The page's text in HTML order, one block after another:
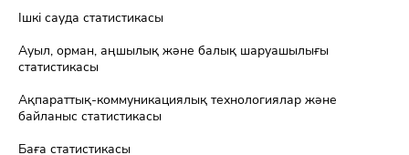
Ішкі сауда статистикасы
Ауыл, орман, аңшылық және балық шаруашылығы
статистикасы
Ақпараттық-коммуникациялық технологиялар және
байланыс статистикасы
Баға статистикасы